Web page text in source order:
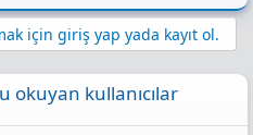
için giriş yap yada kayıt ol.
okuyan kullanıcılar